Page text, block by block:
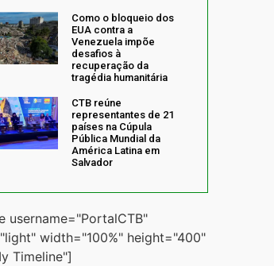
Como o bloqueio dos
EUA contra a
Venezuela impõe
desafios à
recuperação da
tragédia humanitária
CTB reúne
representantes de 21
países na Cúpula
Pública Mundial da
América Latina em
Salvador
username="PortalCTB"
width="100%" height="400"
Timeline"]